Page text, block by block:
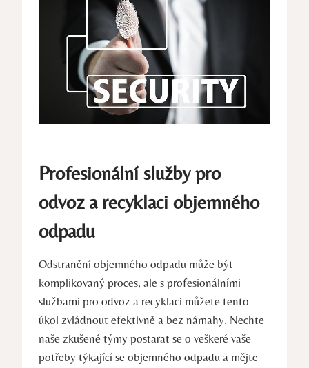
Profesionální služby pro
odvoz a recyklaci objemného
odpadu
Odstranění objemného odpadu může být
komplikovaný proces, ale s profesionálními
službami pro odvoz a recyklaci můžete tento
úkol zvládnout efektivně a bez námahy. Nechte
naše zkušené týmy postarat se o veškeré vaše
potřeby týkající se objemného odpadu a mějte